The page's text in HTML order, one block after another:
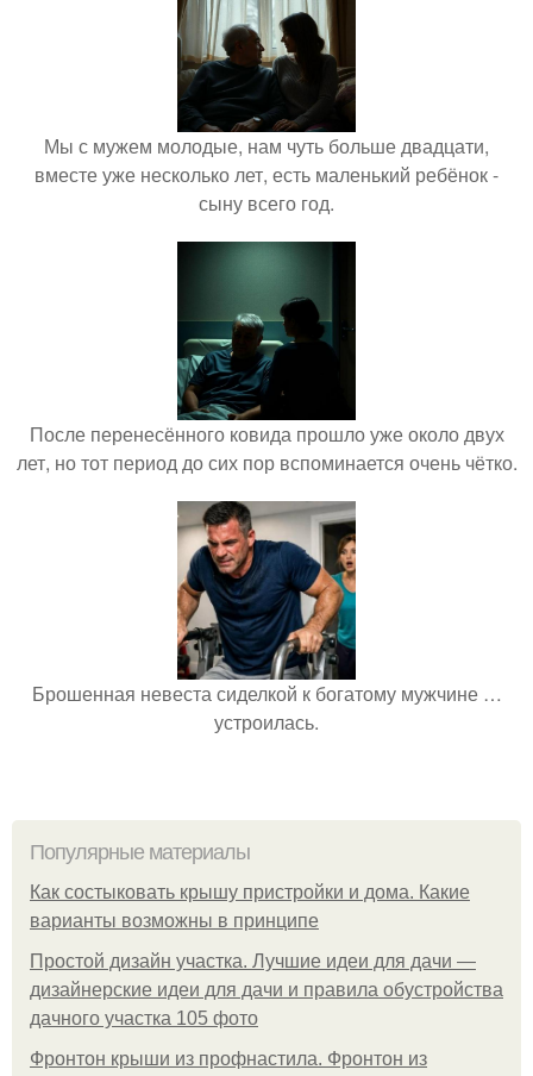
Мы с мужем молодые, нам чуть больше двадцати,
вместе уже несколько лет, есть маленький ребёнок -
сыну всего год.
После перенесённого ковида прошло уже около двух
лет, но тот период до сих пор вспоминается очень чётко.
Брошенная невеста сиделкой к богатому мужчине …
устроилась.
Популярные материалы
Как состыковать крышу пристройки и дома. Какие
варианты возможны в принципе
Простой дизайн участка. Лучшие идеи для дачи —
дизайнерские идеи для дачи и правила обустройства
дачного участка 105 фото
Фронтон крыши из профнастила. Фронтон из